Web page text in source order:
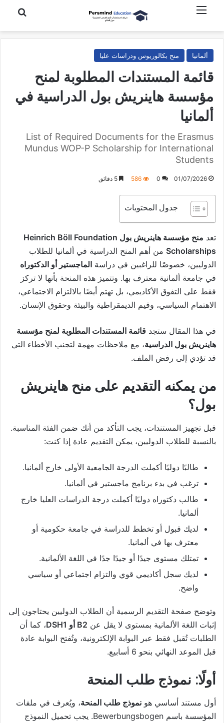
بحث عن
ألمانيا منح بكالوريوس ودراسات عليا
قائمة المستندات المطلوبة لمنح
مؤسسة هاينريش بول الدراسية في
ألمانيا
List of Required Documents for the Erasmus
Mundus WOP-P Scholarship for International
Students
01/07/2026
0
586
جدول المحتويات
تعد
منح مؤسسة هاينريش بول Heinrich Böll Foundation
Scholarships من أهم المنح الدراسية في ألمانيا للطلاب
الدوليين، خصوصًا للراغبين في دراسة الماجستير أو الدكتوراه
في جامعة ألمانية معترف بها. وتتميز هذه المنحة بأنها لا تركز
فقط على التفوق الأكاديمي، بل تهتم أيضًا بالالتزام الاجتماعي،
الاهتمام السياسي، وقيم الديمقراطية والبيئة وحقوق الإنسان.
في هذا المقال ستجد قائمة المستندات المطلوبة لمنح مؤسسة
هاينريش بول الدراسية، مع ملاحظات مهمة لتجنب الأخطاء التي
قد تؤدي إلى رفض الملف.
من يمكنه التقديم على منح هاينريش
بول؟
قبل تجهيز المستندات، يجب التأكد من أنك ضمن الفئة المناسبة.
بالنسبة للطلاب الدوليين، يمكن التقديم عادة إذا كنت:
طالبًا دوليًا أكملت الدرجة الجامعية الأولى خارج ألمانيا.
ترغب في بدء برنامج ماجستير في ألمانيا.
طالب دكتوراه دوليًا أكملت درجة الدراسات العليا خارج
ألمانيا.
لديك قبول أو تخطط للدراسة في جامعة حكومية أو
معترف بها في ألمانيا.
تمتلك مستوى جيدًا أو جيدًا جدًا في اللغة الألمانية.
لديك سجل أكاديمي قوي والتزام اجتماعي أو سياسي
واضح.
وتوضح صفحة التقديم الرسمية أن الطلاب الدوليين يحتاجون إلى
إثبات اللغة الألمانية بمستوى لا يقل عن B2 أو DSH1
، كما أن
الطلبات تُقبل فقط عبر البوابة الإلكترونية، وتُفتح البوابة عادة
قبل الموعد النهائي بنحو 6 أسابيع.
أولًا: نموذج طلب المنحة
أول مستند أساسي هو نموذج طلب المنحة، ويُعرف في ملفات
المؤسسة باسم Bewerbungsbogen. يجب تحميل النموذج